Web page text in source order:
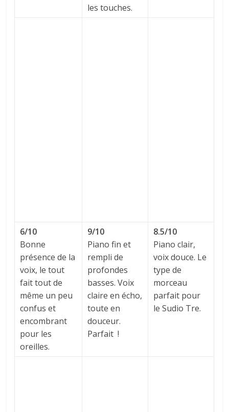
les touches.
6/10
Bonne
présence de la
voix, le tout
fait tout de
même un peu
confus et
encombrant
pour les
oreilles.
9/10
Piano fin et
rempli de
profondes
basses. Voix
claire en écho,
toute en
douceur.
Parfait !
8.5/10
Piano clair,
voix douce. Le
type de
morceau
parfait pour
le Sudio Tre.